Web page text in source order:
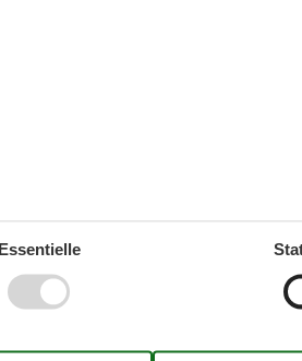
ihre Kosten: Ob beim Stand-
Möglichkeiten für sportliche
der sich ideal für Kinder eignet.
erkunden
der perfekte Ausgangspunkt für
berühmten Leuchttürmen
Mönchguter Museum in Göhren,
für alle, die es nostalgisch
Dampfeisenbahn, die Göhren
Essentielle